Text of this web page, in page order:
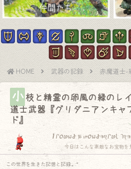
仲間たち
HOME 武器の記録 赤魔道士-
小枝と精霊の卵風の緑のレ
道士武器『グリダニアンキャ
ド』
I found a wonderful
今日はこんな素敵なお宝物を
この世界を生きた記憶と記録.｡.:*